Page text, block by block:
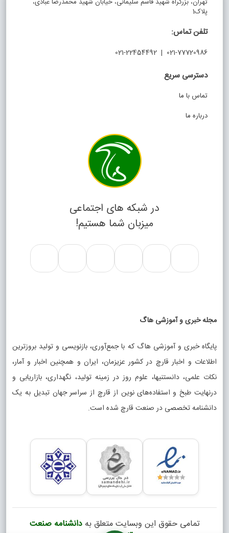
پلاک1
تلفن تماس:
021-77720986 | 021-22454492
دسترسی سریع
تماس با ما
درباره ما
در شبکه های اجتماعی
میزبان شما هستیم!
مجله خبری و آموزشی هاگ
پایگاه خبری و آموزشی هاگ که با جمع‌آوری، بازنویسی و تولید بروزترین
اطلاعات و اخبار قارچ در کشور عزیزمان، ایران و همچنین اخبار و آمار،
نکات علمی، دانستنیها، علوم روز در زمینه تولید، نگهداری، بازاریابی و
درنهایت طبخ و استفاده‌های نوین از قارچ از سراسر جهان تبدیل به یک
دانشنامه تخصصی در صنعت قارچ شده است.
تمامی حقوق این وبسایت متعلق بهدانشنامه صنعت